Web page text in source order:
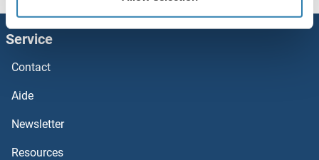
ZBTB6 Protéines
ZBTB5 Protéines
ZBTB48 Protéines
ZBTB46 Protéines
Service
Contact
Aide
Newsletter
Resources